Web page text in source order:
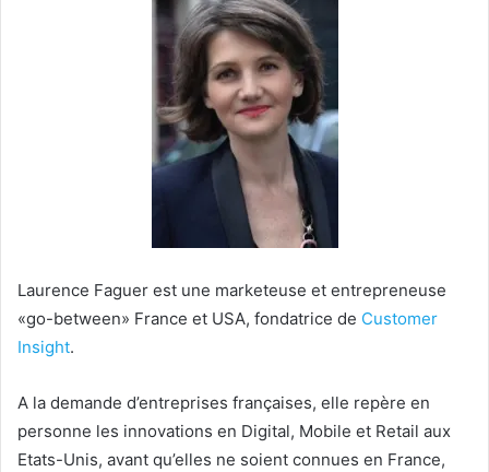
Laurence Faguer est une marketeuse et entrepreneuse
«go-between» France et USA, fondatrice de Customer
Insight.
A la demande d’entreprises françaises, elle repère en
personne les innovations en Digital, Mobile et Retail aux
Etats-Unis, avant qu’elles ne soient connues en France,